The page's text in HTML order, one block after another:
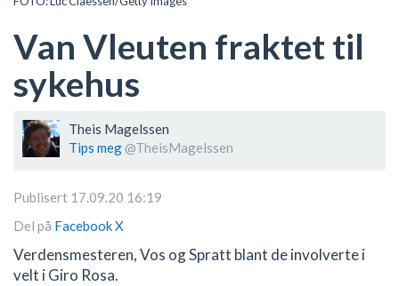
Van Vleuten fraktet til
sykehus
Theis Magelssen
Tips meg @TheisMagelssen
Publisert 17.09.20 16:19
Del på FacebookX
Verdensmesteren, Vos og Spratt blant de involverte i
velt i Giro Rosa.